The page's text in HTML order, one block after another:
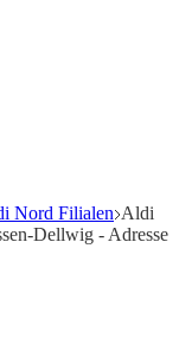
Nord Filialen Aldi
Dellwig - Adresse